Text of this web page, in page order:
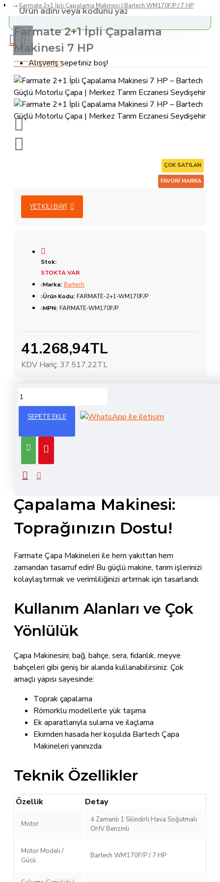
Alışveriş sepetiniz boş!
Farmate 2+1 İpli Çapalama Makinesi | Bartech WM170F/P / 7 HP
Farmate 2+1 İpli Çapalama
Makinesi 7 HP
ÇOK SATILAN
FAVORI MARKA
YETKILI BAYI
41.268,94TL
KDV Hariç: 37.517,22TL
Stok:
STOKTA VAR
Marka: Bartech
Ürün Kodu: FARMATE-2+1-WM170F/P
MPN: FARMATE-WM170F/P
SEPETE EKLE
ÜRÜN BILGISI
Farmate 2+1 İpli Çapalama Makinesi
7 HP
Farmate 2+1 İpli
Çapalama Makinesi:
Toprağınızın Dostu!
Farmate Çapa Makineleri ile hem yakıttan hem
zamandan tasarruf edin! Bu güçlü makine, tarım işlerinizi
kolaylaştırmak ve verimliliğinizi artırmak için tasarlandı.
Kullanım Alanları ve Çok
Yönlülük
Çapa Makinesini; bağ, bahçe, sera, fidanlık, meyve
bahçeleri gibi geniş bir alanda kullanabilirsiniz. Çok
amaçlı yapısı sayesinde:
Toprak çapalama
Römorklu modellerle yük taşıma
Ek aparatlarıyla sulama ve ilaçlama
Ekimden hasada her koşulda Bartech Çapa
Makineleri yanınızda
Teknik Özellikler
Özellik Detay
Motor
4 Zamanlı 1 Silindirli Hava Soğutmalı
OHV Benzinli
Motor Modeli /
Gücü
Bartech WM170F/P / 7 HP